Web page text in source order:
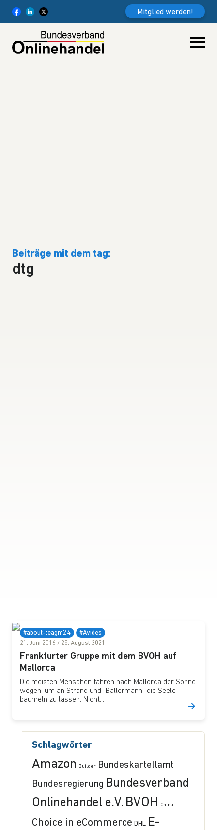
Mitglied werden!
Beiträge mit dem tag:
dtg
#about-teagm24 #Avides
21. Juni 2016 / 25. August 2021
Frankfurter Gruppe mit dem BVOH auf
Mallorca
Die meisten Menschen fahren nach Mallorca der Sonne
wegen, um an Strand und „Ballermann“ die Seele
baumeln zu lassen. Nicht...
Schlagwörter
Amazon Builder Bundeskartellamt
Bundesregierung Bundesverband
Onlinehandel e.V. BVOH China
Choice in eCommerce DHL E-